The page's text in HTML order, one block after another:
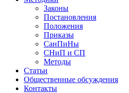
Законы
Постановления
Положения
Приказы
СанПиНы
СНиП и СП
Методы
Статьи
Общественные обсуждения
Контакты